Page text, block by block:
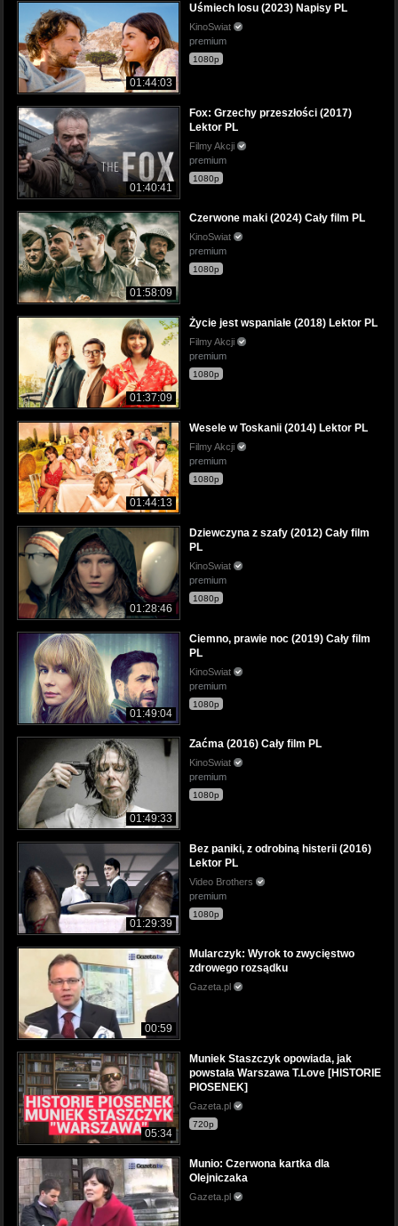
01:44:03
Uśmiech losu (2023) Napisy PL
KinoSwiat
premium
1080p
01:40:41
Fox: Grzechy przeszłości (2017)
Lektor PL
Filmy Akcji
premium
1080p
01:58:09
Czerwone maki (2024) Cały film PL
KinoSwiat
premium
1080p
01:37:09
Życie jest wspaniałe (2018) Lektor PL
Filmy Akcji
premium
1080p
01:44:13
Wesele w Toskanii (2014) Lektor PL
Filmy Akcji
premium
1080p
01:28:46
Dziewczyna z szafy (2012) Cały film
PL
KinoSwiat
premium
1080p
01:49:04
Ciemno, prawie noc (2019) Cały film
PL
KinoSwiat
premium
1080p
01:49:33
Zaćma (2016) Cały film PL
KinoSwiat
premium
1080p
01:29:39
Bez paniki, z odrobiną histerii (2016)
Lektor PL
Video Brothers
premium
1080p
00:59
Mularczyk: Wyrok to zwycięstwo
zdrowego rozsądku
Gazeta.pl
05:34
Muniek Staszczyk opowiada, jak
powstała Warszawa T.Love [HISTORIE
PIOSENEK]
Gazeta.pl
720p
Munio: Czerwona kartka dla
Olejniczaka
Gazeta.pl